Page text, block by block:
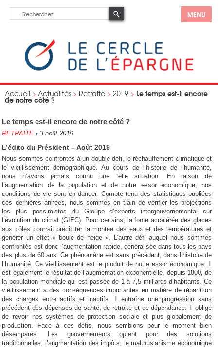
MENU
Accueil > Actualités > Retraite > 2019 > Le temps est-il encore
de notre côté ?
Le temps est-il encore de notre côté ?
RETRAITE • 3 août 2019
L’édito du Président – Août 2019
Nous sommes confrontés à un double défi, le réchauffement climatique et
le vieillissement démographique. Au cours de l’histoire de l’humanité,
nous n’avons jamais connu une telle situation. En raison de
l’augmentation de la population et de notre essor économique, nos
conditions de vie sont en danger. Compte tenu des statistiques publiées
ces dernières années, nous sommes en train de vérifier les projections
les plus pessimistes du Groupe d’experts intergouvernemental sur
l’évolution du climat (GIEC). Pour certains, la fonte accélérée des glaces
aux pôles pourrait précipiter la montée des eaux et des températures et
générer un effet « boule de neige ». L’autre défi auquel nous sommes
confrontés est donc l’augmentation rapide, généralisée dans tous les pays
des plus de 60 ans. Ce phénomène est sans précédent, dans l’histoire de
l’humanité. Ce vieillissement est le produit de notre essor économique. Il
est également le résultat de l’augmentation exponentielle, depuis 1800, de
la population mondiale qui est passée de 1 à 7,5 milliards d’habitants. Ce
vieillissement a des conséquences importantes en matière de répartition
des charges entre actifs et inactifs. Il entraîne une progression sans
précédent des dépenses de santé, de retraite et de dépendance. Il oblige
de revoir nos systèmes de protection sociale et plus globalement de
production. Face à ces défis, nous semblons pour le moment bien
désemparés. Les gouvernements optent pour des solutions
traditionnelles, l’augmentation des impôts, le malthusianisme économique